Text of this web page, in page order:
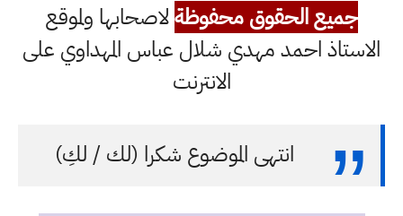
جميع الحقوق محفوظةلاصحابها ولموقع
الاستاذ احمد مهدي شلال عباس المهداوي على
الانترنت
انتهى الموضوع شكرا (لك / لكِ)